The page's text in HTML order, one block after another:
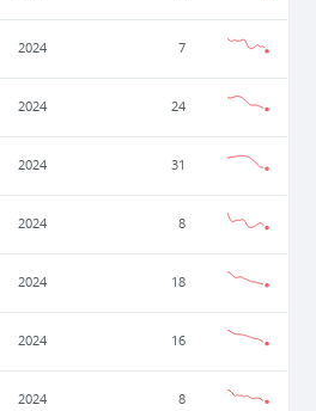
2024 7
2024 24
2024 31
2024 8
2024 18
2024 16
2024 8